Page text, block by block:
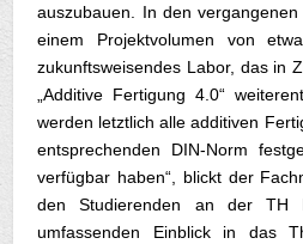
auszubauen. In den
einem Projektvolumen von
zukunftsweisendes Labor, das in
„Additive Fertigung 4.0“
werden letztlich alle additiven
entsprechenden DIN-Norm
verfügbar haben“, blickt der
den Studierenden an der TH
umfassenden Einblick in das